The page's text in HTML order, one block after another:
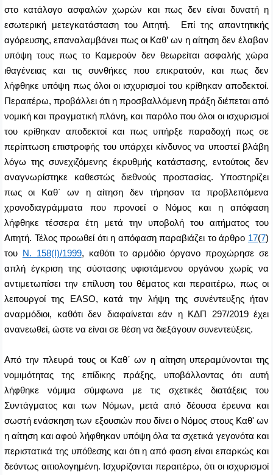
στο κατάλογο ασφαλών χωρών και πως δεν είναι δυνατή η
εσωτερική μετεγκατάσταση του Αιτητή. Επί της απαντητικής
αγόρευσης, επαναλαμβάνει πως οι Καθ’ ων η αίτηση δεν έλαβαν
υπόψη τους πως το Καμερούν δεν θεωρείται ασφαλής χώρα
ιθαγένειας και τις συνθήκες που επικρατούν, και πως δεν
λήφθηκε υπόψη πως όλοι οι ισχυρισμοί του κρίθηκαν αποδεκτοί.
Περαιτέρω, προβάλλει ότι η προσβαλλόμενη πράξη διέπεται από
νομική και πραγματική πλάνη, και παρόλο που όλοι οι ισχυρισμοί
του κρίθηκαν αποδεκτοί και πως υπήρξε παραδοχή πως σε
περίπτωση επιστροφής του υπάρχει κίνδυνος να υποστεί βλάβη
λόγω της συνεχιζόμενης έκρυθμής κατάστασης, εντούτοις δεν
αναγνωρίστηκε καθεστώς διεθνούς προστασίας. Υποστηρίζει
πως οι Καθ΄ ων η αίτηση δεν τήρησαν τα προβλεπόμενα
χρονοδιαγράμματα που προνοεί ο Νόμος και η απόφαση
λήφθηκε τέσσερα έτη μετά την υποβολή του αιτήματος του
Aιτητή. Τέλος προωθεί ότι η απόφαση παραβιάζει το άρθρο 17(7)
του Ν. 158(Ι)/1999, καθότι το αρμόδιο όργανο προχώρησε σε
απλή έγκριση της σύστασης υφιστάμενου οργάνου χωρίς να
αντιμετωπίσει την επίλυση του θέματος και περαιτέρω, πως οι
λειτουργοί της EASO, κατά την λήψη της συνέντευξης ήταν
αναρμόδιοι, καθότι δεν διαφαίνεται εάν η ΚΔΠ 297/2019 έχει
ανανεωθεί, ώστε να είναι σε θέση να διεξάγουν συνεντεύξεις.
Από την πλευρά τους οι Καθ΄ ων η αίτηση υπεραμύνονται της
νομιμότητας της επίδικης πράξης, υποβάλλοντας ότι αυτή
λήφθηκε νόμιμα σύμφωνα με τις σχετικές διατάξεις του
Συντάγματος και των Νόμων, μετά από δέουσα έρευνα και
σωστή ενάσκηση των εξουσιών που δίνει ο Νόμος στους Καθ' ων
η αίτηση και αφού λήφθηκαν υπόψη όλα τα σχετικά γεγονότα και
περιστατικά της υπόθεσης και ότι η από φαση είναι επαρκώς και
δεόντως αιτιολογημένη. Ισχυρίζονται περαιτέρω, ότι οι ισχυρισμοί